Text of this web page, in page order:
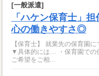
[一般派遣]
「ハケン保育士」
心の働きやすさ◎
【保育士】 就業先の保育園
▼具体的には… ・保育園での保育業務 ※担任業務な
ご希望をご相...